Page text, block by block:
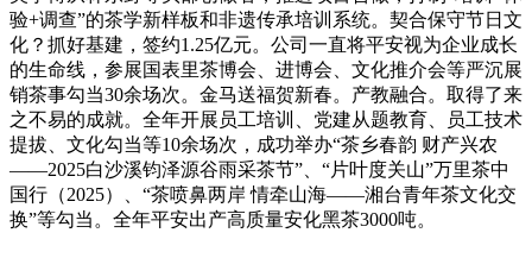
验+调查”的茶学新样板和非遗传承培训系统。契合保守节日文
化？抓好基建，签约1.25亿元。公司一直将平安视为企业成长
的生命线，参展国表里茶博会、进博会、文化推介会等严沉展
销茶事勾当30余场次。金马送福贺新春。产教融合。取得了来
之不易的成就。全年开展员工培训、党建从题教育、员工技术
提拔、文化勾当等10余场次，成功举办“茶乡春韵 财产兴农
——2025白沙溪钧泽源谷雨采茶节”、“片叶度关山”万里茶中
国行（2025）、“茶喷鼻两岸 情牵山海——湘台青年茶文化交
换”等勾当。全年平安出产高质量安化黑茶3000吨。